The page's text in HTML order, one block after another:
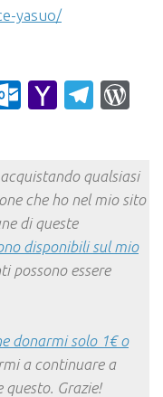
yasuo/
Yahoo
qualsiasi
che ho nel mio sito
di queste
disponibili sul mio
possono essere
donarmi solo 1€ o
a continuare a
Grazie!